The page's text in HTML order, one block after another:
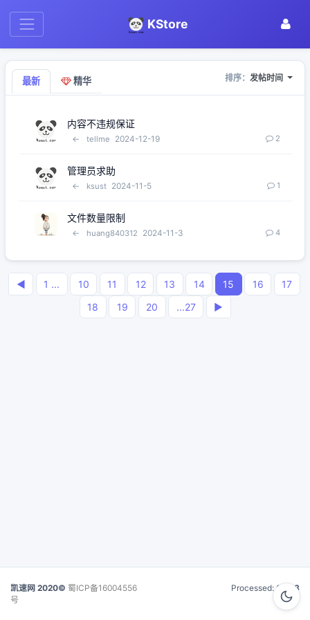
KStore
最新 精华 排序：发帖时间
内容不违规保证
← tellme 2024-12-19 2
管理员求助
← ksust 2024-11-5 1
文件数量限制
← huang840312 2024-11-3 4
◀ 1 ... 10 11 12 13 14 15 16
17
18
19 20 ...27 ▶
凯速网 2020© 蜀ICP备16004556
号
Processed:0.018